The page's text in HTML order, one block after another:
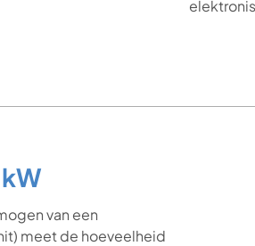
van een
meet de hoeveelheid